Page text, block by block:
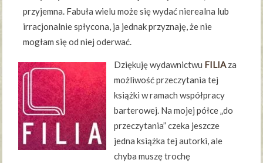
przyjemna. Fabuła wielu może się wydać nierealna lub
irracjonalnie spłycona, ja jednak przyznaję, że nie
mogłam się od niej oderwać.
Dziękuję wydawnictwu FILIA za
możliwość przeczytania tej
książki w ramach współpracy
barterowej. Na mojej półce „do
przeczytania” czeka jeszcze
jedna książka tej autorki, ale
chyba muszę trochę